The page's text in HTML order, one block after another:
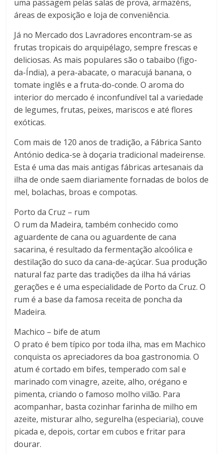
uma passagem pelas salas de prova, armazéns,
áreas de exposição e loja de conveniência.
Já no Mercado dos Lavradores encontram-se as
frutas tropicais do arquipélago, sempre frescas e
deliciosas. As mais populares são o tabaibo (figo-
da-Índia), a pera-abacate, o maracujá banana, o
tomate inglês e a fruta-do-conde. O aroma do
interior do mercado é inconfundível tal a variedade
de legumes, frutas, peixes, mariscos e até flores
exóticas.
Com mais de 120 anos de tradição, a Fábrica Santo
António dedica-se à doçaria tradicional madeirense.
Esta é uma das mais antigas fábricas artesanais da
ilha de onde saem diariamente fornadas de bolos de
mel, bolachas, broas e compotas.
Porto da Cruz – rum
O rum da Madeira, também conhecido como
aguardente de cana ou aguardente de cana
sacarina, é resultado da fermentação alcoólica e
destilação do suco da cana-de-açúcar. Sua produção
natural faz parte das tradições da ilha há várias
gerações e é uma especialidade de Porto da Cruz. O
rum é a base da famosa receita de poncha da
Madeira.
Machico – bife de atum
O prato é bem típico por toda ilha, mas em Machico
conquista os apreciadores da boa gastronomia. O
atum é cortado em bifes, temperado com sal e
marinado com vinagre, azeite, alho, orégano e
pimenta, criando o famoso molho vilão. Para
acompanhar, basta cozinhar farinha de milho em
azeite, misturar alho, segurelha (especiaria), couve
picada e, depois, cortar em cubos e fritar para
dourar.